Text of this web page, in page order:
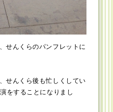
せんくらのパンフレットに
せんくら後も忙しくしてい
をすることになりまし